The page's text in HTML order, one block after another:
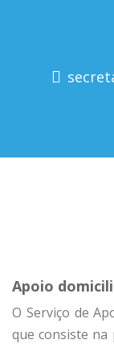
Apoio
O Serviço de
que consiste na